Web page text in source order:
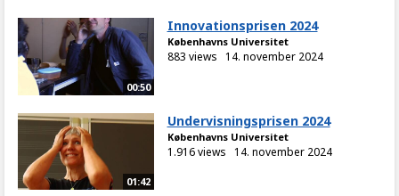
00:50
Innovationsprisen 2024
Københavns Universitet
883 views 14. november 2024
01:42
Undervisningsprisen 2024
Københavns Universitet
1.916 views 14. november 2024